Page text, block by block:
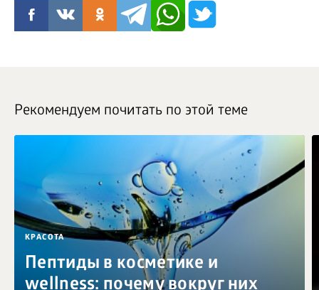
Рекомендуем почитать по этой теме
КРАСОТА
Пептиды в косметике и
wellness: почему вокруг них